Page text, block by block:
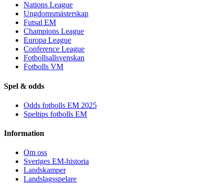
Nations League
Ungdomsmästerskap
Futsal EM
Champions League
Europa League
Conference League
Fotbollsallsvenskan
Fotbolls VM
Spel & odds
Odds fotbolls EM 2025
Speltips fotbolls EM
Information
Om oss
Sveriges EM-historia
Landskamper
Landslagsspelare